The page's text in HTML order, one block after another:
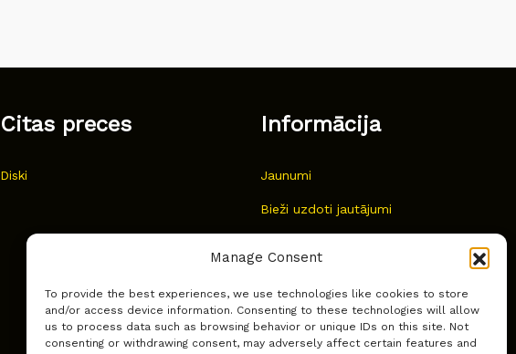
Manage Consent
To provide the best experiences, we use technologies like cookies to store
and/or access device information. Consenting to these technologies will allow
us to process data such as browsing behavior or unique IDs on this site. Not
consenting or withdrawing consent, may adversely affect certain features and
Citas preces
Diski
Informācija
Jaunumi
Bieži uzdoti jautājumi